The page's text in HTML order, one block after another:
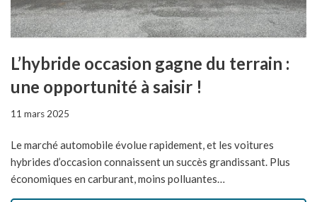
L’hybride occasion gagne du terrain :
une opportunité à saisir !
11 mars 2025
Le marché automobile évolue rapidement, et les voitures
hybrides d’occasion connaissent un succès grandissant. Plus
économiques en carburant, moins polluantes…